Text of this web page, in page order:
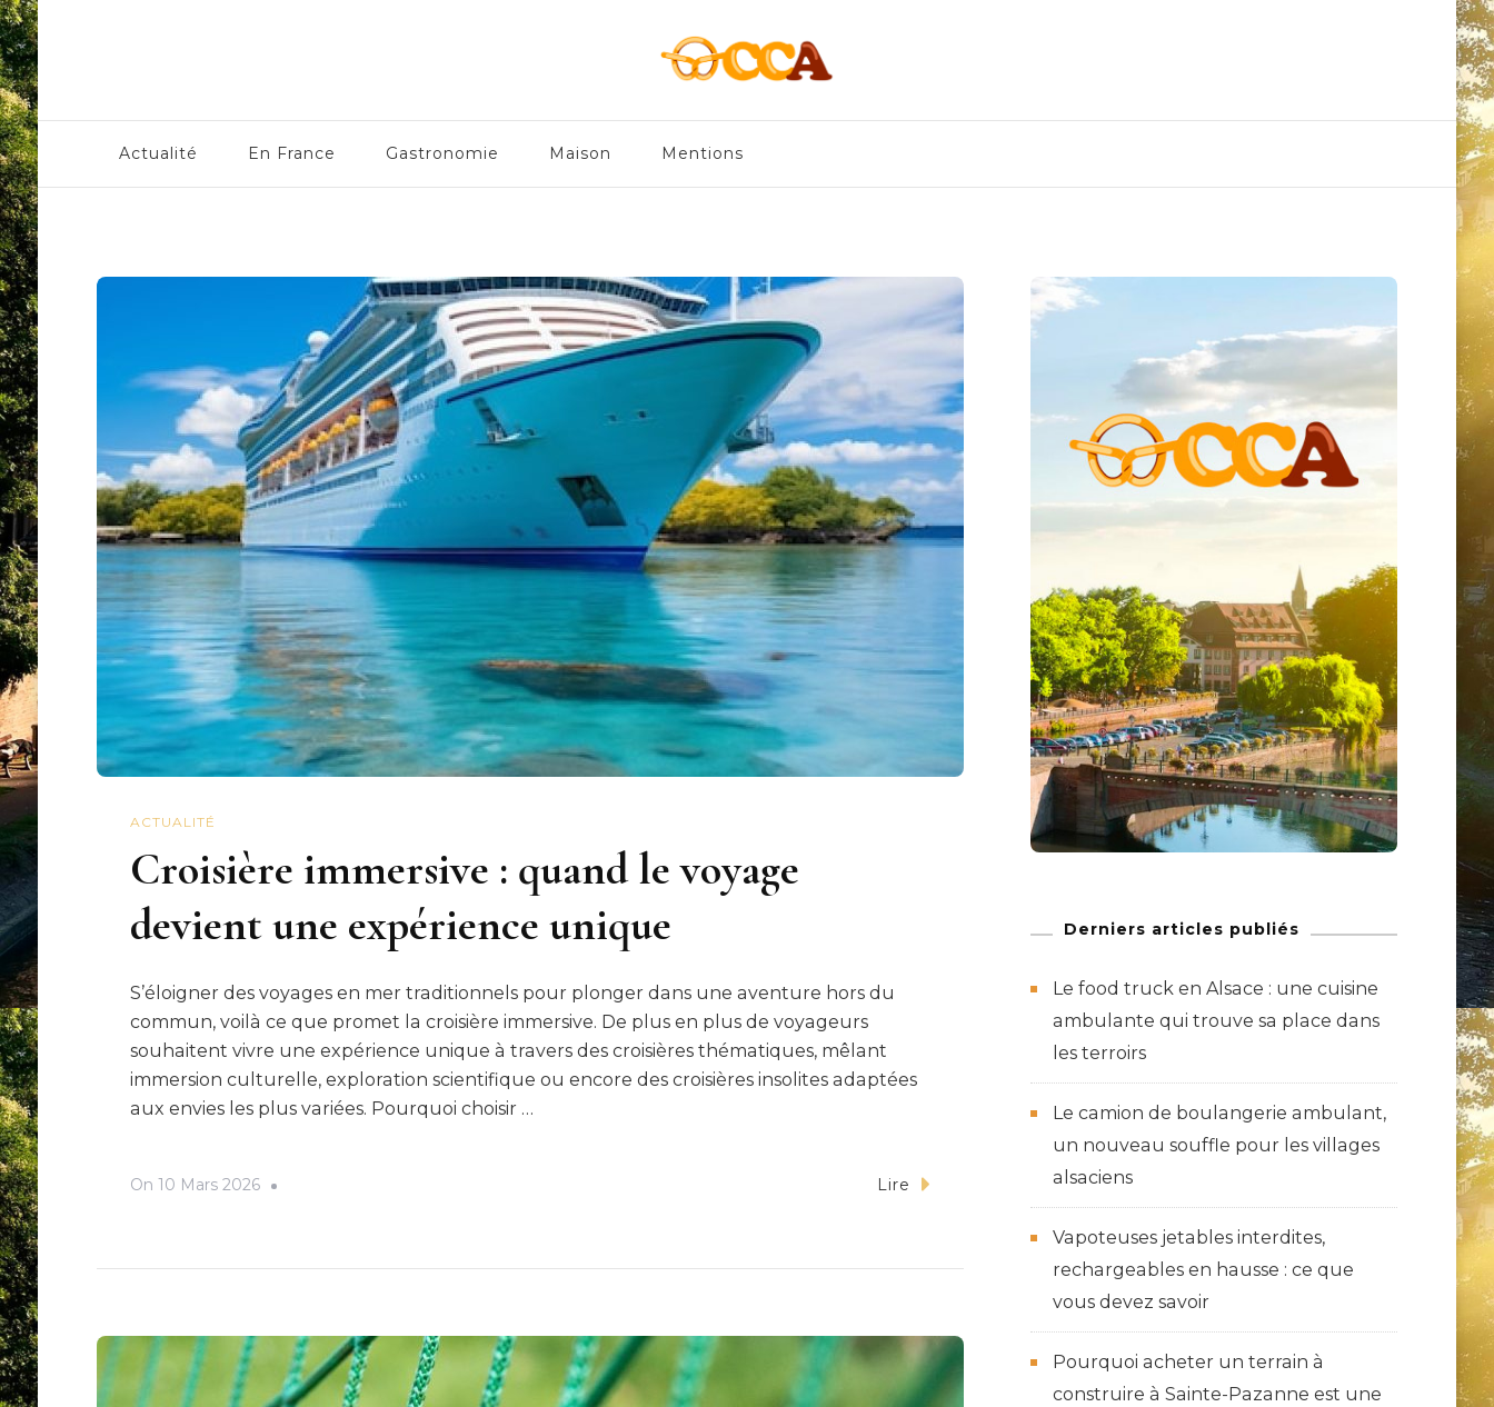
Centre Culturel Alsacien
Actualité En France Gastronomie Maison Mentions
ACTUALITÉ
Croisière immersive : quand le voyage
devient une expérience unique
S’éloigner des voyages en mer traditionnels pour plonger dans une aventure hors du
commun, voilà ce que promet la croisière immersive. De plus en plus de voyageurs
souhaitent vivre une expérience unique à travers des croisières thématiques, mêlant
immersion culturelle, exploration scientifique ou encore des croisières insolites adaptées
aux envies les plus variées. Pourquoi choisir …
On 10 Mars 2026 Lire
Derniers articles publiés
Le food truck en Alsace : une cuisine
ambulante qui trouve sa place dans
les terroirs
Le camion de boulangerie ambulant,
un nouveau souffle pour les villages
alsaciens
Vapoteuses jetables interdites,
rechargeables en hausse : ce que
vous devez savoir
Pourquoi acheter un terrain à
construire à Sainte-Pazanne est une